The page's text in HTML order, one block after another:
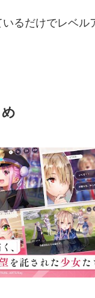
るだけでレベル